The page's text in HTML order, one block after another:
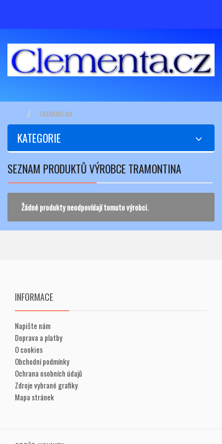
TRAMONTINA
KATEGORIE
SEZNAM PRODUKTŮ VÝROBCE TRAMONTINA
Žádné produkty neodpovídají tomuto výrobci.
INFORMACE
Napište nám
Doprava a platby
O cookies
Obchodní podmínky
Ochrana osobních údajů
Zdroje vybrané grafiky
Mapa stránek